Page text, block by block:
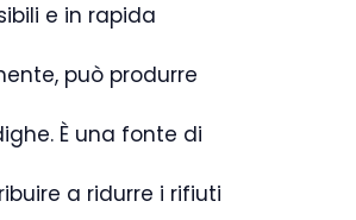
e in rapida
può produrre
È una fonte di
a ridurre i rifiuti